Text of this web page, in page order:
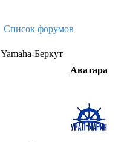
Список форумов
Yamaha-Беркут
Аватара